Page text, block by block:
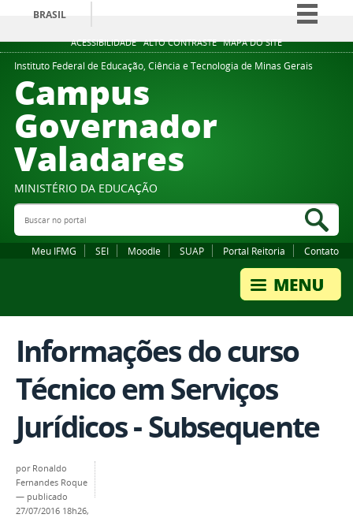
ACESSIBILIDADE ALTO CONTRASTE MAPA DO SITE
BRASIL
Simplifique!
Comunica BR
Instituto Federal de Educação, Ciência e Tecnologia de Minas Gerais
Campus
Governador
Valadares
MINISTÉRIO DA EDUCAÇÃO
Buscar no portal
Meu IFMG SEI Moodle SUAP Portal Reitoria Contato
Informações do curso
Técnico em Serviços
Jurídicos - Subsequente
por Ronaldo
Fernandes Roque
— publicado
27/07/2016 18h26,